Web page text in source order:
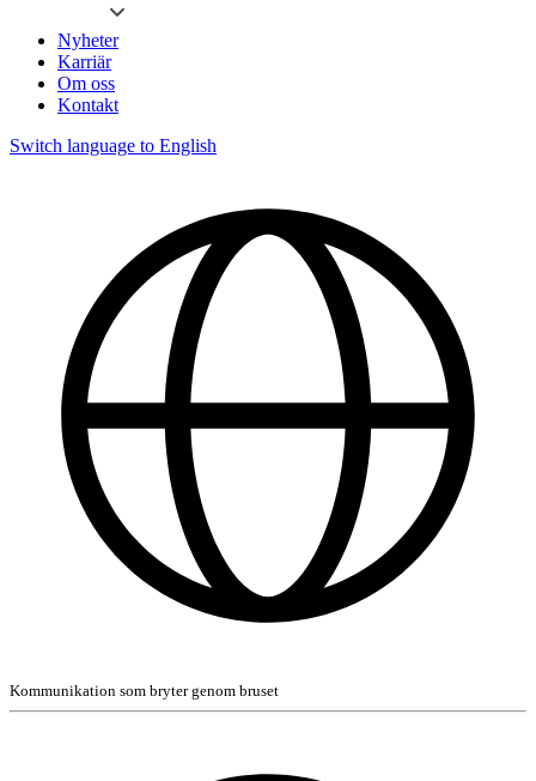
Nyheter
Karriär
Om oss
Kontakt
Switch language to English
Kommunikation som bryter genom bruset